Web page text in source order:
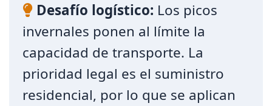
Desafío logístico: Los picos
invernales ponen al límite la
capacidad de transporte. La
prioridad legal es el suministro
residencial, por lo que se aplican